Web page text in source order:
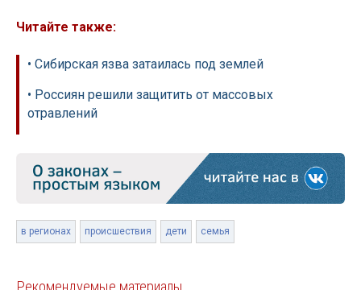
Читайте также:
• Сибирская язва затаилась под землей
• Россиян решили защитить от массовых
отравлений
в регионах происшествия дети семья